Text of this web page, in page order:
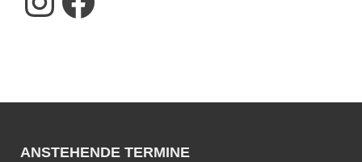
ANSTEHENDE TERMINE